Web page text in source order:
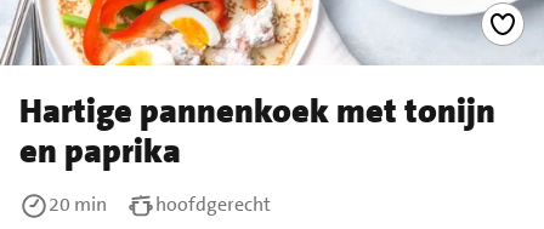
Hartige pannenkoek met tonijn
en paprika
20 min
hoofdgerecht